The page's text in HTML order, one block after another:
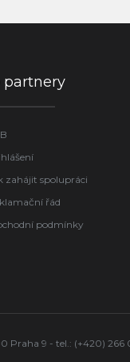
partnery
zahájit spolupráci
řád
podmínky
Praha 9 - tel.: (+420) 266